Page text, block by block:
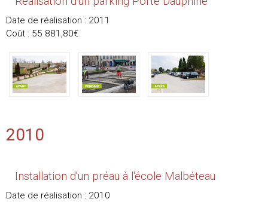
Date de réalisation : 2011
Coût : 55 881,80€
2010
Installation d'un préau à l'école Malbéteau
Date de réalisation : 2010